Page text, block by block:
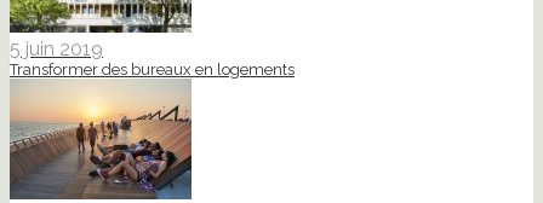
5 juin 2019
Transformer des bureaux en logements